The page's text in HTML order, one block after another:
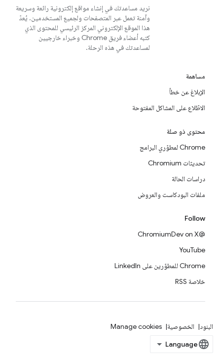
نريد مساعدتك في إنشاء مواقع إلكترونية رائعة وسريعة
وآمنة تعمل عبر المتصفحات ولجميع المستخدمين. يُعدّ
هذا الموقع الإلكتروني المركز الرئيسي للمحتوى الذي
كتبه أعضاء فريق Chrome وخبراء خارجيين
لمساعدتك في هذه الرحلة.
مساهمة
الإبلاغ عن خطأ
الاطّلاع على المشاكل المفتوحة
محتوى ذو صلة
Chrome لمطوّري البرامج
تحديثات Chromium
دراسات الحالة
ملفات البودكاست والعروض
Follow
@ChromiumDev on X
YouTube
Chrome للمطوّرين على LinkedIn
خلاصة RSS
البنود الخصوصية Manage cookies